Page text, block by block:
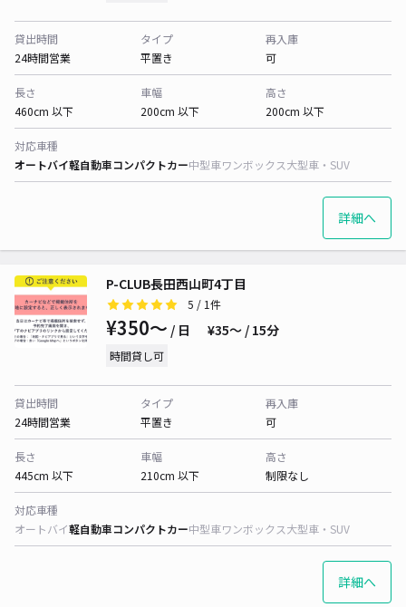
貸出時間
24時間営業
タイプ
平置き
再入庫
可
長さ
460cm 以下
車幅
200cm 以下
高さ
200cm 以下
対応車種
オートバイ軽自動車コンパクトカー中型車ワンボックス大型車・SUV
詳細へ
P-CLUB長田西山町4丁目
5 / 1件
¥350〜 / 日 ¥35〜 / 15分
時間貸し可
貸出時間
24時間営業
タイプ
平置き
再入庫
可
長さ
445cm 以下
車幅
210cm 以下
高さ
制限なし
対応車種
オートバイ軽自動車コンパクトカー中型車ワンボックス大型車・SUV
詳細へ